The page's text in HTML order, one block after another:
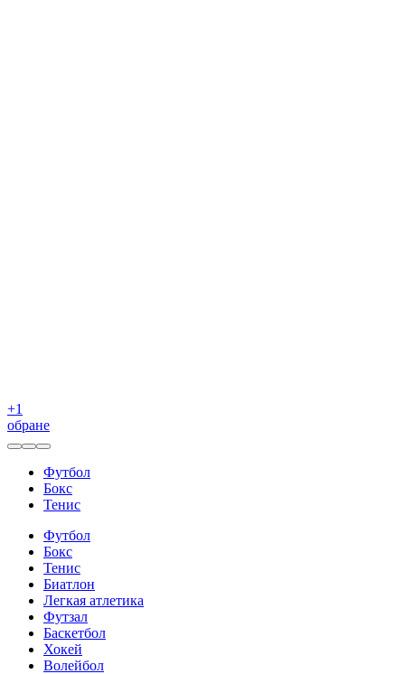
+1
обране
Футбол
Бокс
Тенис
Футбол
Бокс
Тенис
Биатлон
Легкая атлетика
Футзал
Баскетбол
Хокей
Волейбол